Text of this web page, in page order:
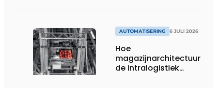
AUTOMATISERING 6 JULI 2026
Hoe
magazijnarchitectuur
de intralogistiek